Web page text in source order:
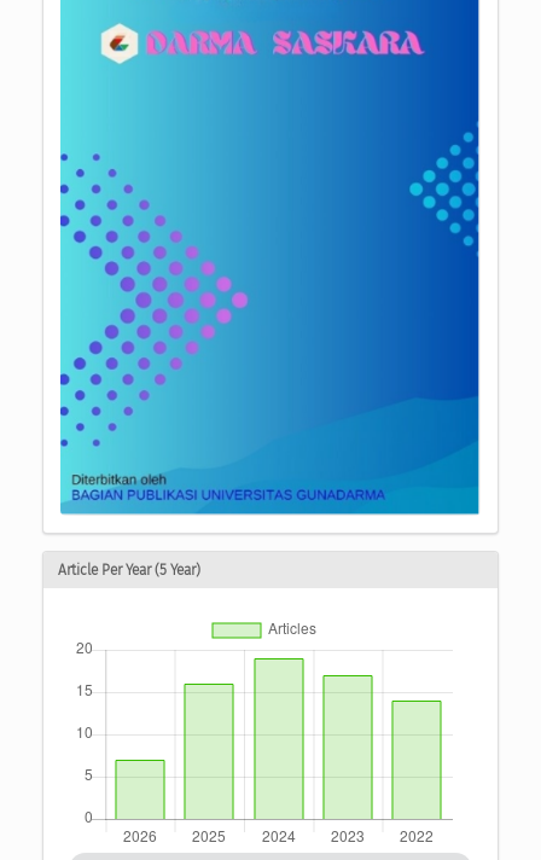
Article Per Year (5 Year)